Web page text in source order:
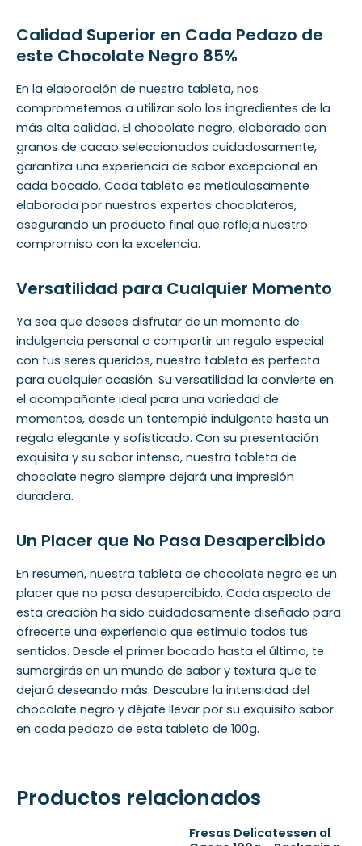
Calidad Superior en Cada Pedazo de
este Chocolate Negro 85%
En la elaboración de nuestra tableta, nos
comprometemos a utilizar solo los ingredientes de la
más alta calidad. El chocolate negro, elaborado con
granos de cacao seleccionados cuidadosamente,
garantiza una experiencia de sabor excepcional en
cada bocado. Cada tableta es meticulosamente
elaborada por nuestros expertos chocolateros,
asegurando un producto final que refleja nuestro
compromiso con la excelencia.
Versatilidad para Cualquier Momento
Ya sea que desees disfrutar de un momento de
indulgencia personal o compartir un regalo especial
con tus seres queridos, nuestra tableta es perfecta
para cualquier ocasión. Su versatilidad la convierte en
el acompañante ideal para una variedad de
momentos, desde un tentempié indulgente hasta un
regalo elegante y sofisticado. Con su presentación
exquisita y su sabor intenso, nuestra tableta de
chocolate negro siempre dejará una impresión
duradera.
Un Placer que No Pasa Desapercibido
En resumen, nuestra tableta de chocolate negro es un
placer que no pasa desapercibido. Cada aspecto de
esta creación ha sido cuidadosamente diseñado para
ofrecerte una experiencia que estimula todos tus
sentidos. Desde el primer bocado hasta el último, te
sumergirás en un mundo de sabor y textura que te
dejará deseando más. Descubre la intensidad del
chocolate negro y déjate llevar por su exquisito sabor
en cada pedazo de esta tableta de 100g.
Productos relacionados
Fresas Delicatessen al